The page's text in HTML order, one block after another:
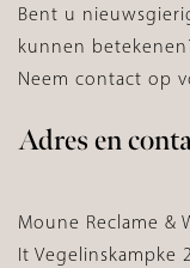
Bent u
kunnen
Neem contact op
Adres en
Moune Reclame &
It Vegelinskampke 2